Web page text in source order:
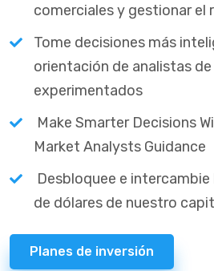
comerciales y gestionar el
Tome decisiones más
orientación de analistas
experimentados
Make Smarter Decisions
Market Analysts Guidance
Desbloquee e
de dólares de nuestro
Planes de inversión